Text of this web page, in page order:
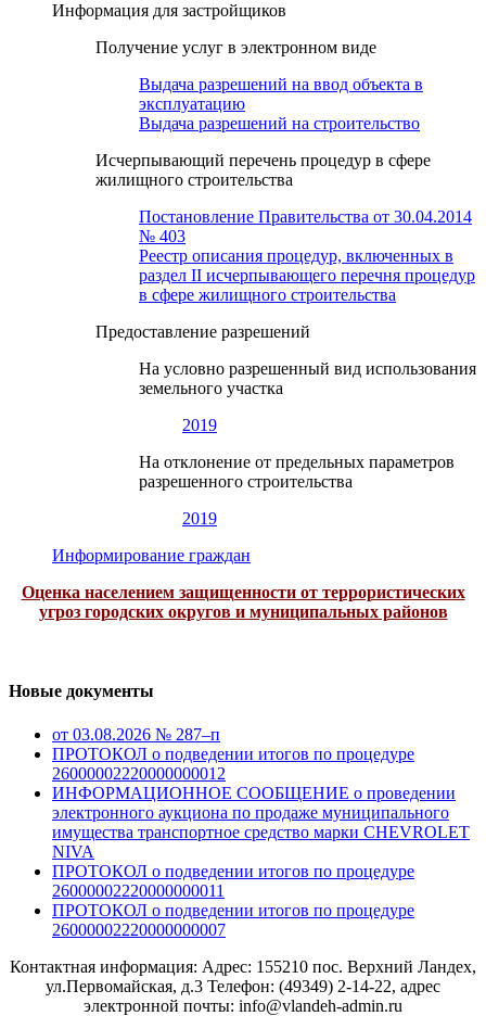
Информация для застройщиков
Получение услуг в электронном виде
Выдача разрешений на ввод объекта в
эксплуатацию
Выдача разрешений на строительство
Исчерпывающий перечень процедур в сфере
жилищного строительства
Постановление Правительства от 30.04.2014
№ 403
Реестр описания процедур, включенных в
раздел II исчерпывающего перечня процедур
в сфере жилищного строительства
Предоставление разрешений
На условно разрешенный вид использования
земельного участка
2019
На отклонение от предельных параметров
разрешенного строительства
2019
Информирование граждан
Оценка населением защищенности от террористических
угроз городских округов и муниципальных районов
Новые документы
от 03.08.2026 № 287–п
ПРОТОКОЛ о подведении итогов по процедуре
26000002220000000012
ИНФОРМАЦИОННОЕ СООБЩЕНИЕ о проведении
электронного аукциона по продаже муниципального
имущества транспортное средство марки CHEVROLET
NIVA
ПРОТОКОЛ о подведении итогов по процедуре
26000002220000000011
ПРОТОКОЛ о подведении итогов по процедуре
26000002220000000007
Контактная информация: Адрес: 155210 пос. Верхний Ландех,
ул.Первомайская, д.3 Телефон: (49349) 2-14-22, адрес
электронной почты: info@vlandeh-admin.ru